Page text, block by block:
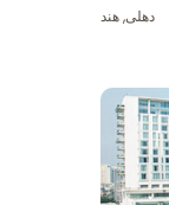
دهلی,هند